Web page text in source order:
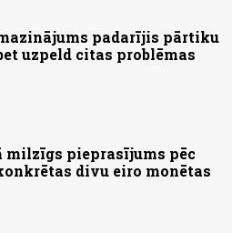
padarījis pārtiku
uzpeld citas problēmas
milzīgs pieprasījums pēc
divu eiro monētas